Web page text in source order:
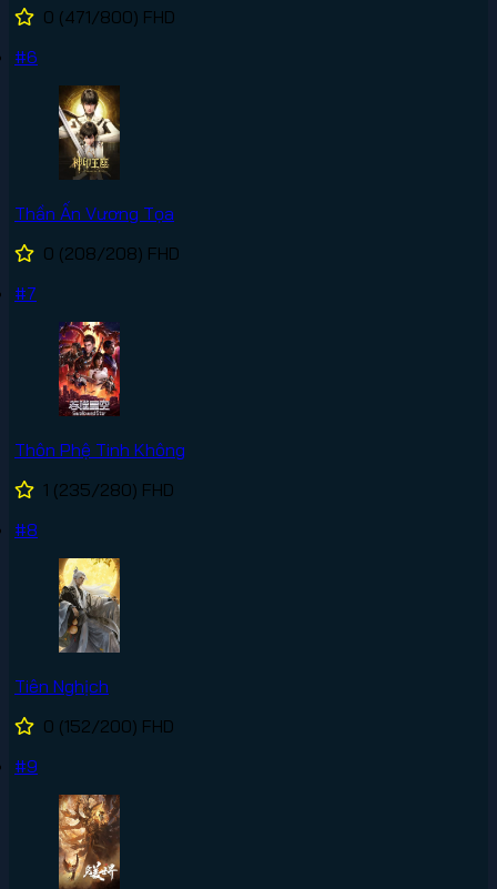
0 (471/800) FHD
#6
Thần Ấn Vương Tọa
0 (208/208) FHD
#7
Thôn Phệ Tinh Không
1 (235/280) FHD
#8
Tiên Nghịch
0 (152/200) FHD
#9